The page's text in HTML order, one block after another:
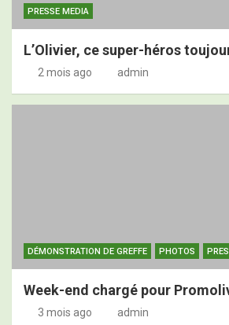
PRESSE MEDIA
L’Olivier, ce super-héros
2 mois ago admin
DÉMONSTRATION DE GREFFE PHOTOS
Week-end chargé pour
3 mois ago admin